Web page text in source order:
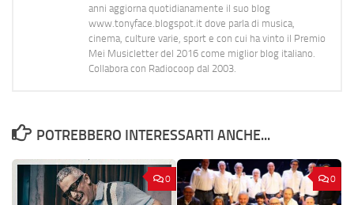
anni aggiorna quotidianamente il suo blog
www.tonyface.blogspot.it dove parla di musica,
cinema, culture varie, sport e con cui ha vinto il Premio
Mei Musicletter del 2016 come miglior blog italiano.
Collabora con Radiocoop dal 2003.
POTREBBERO INTERESSARTI ANCHE...
0 0